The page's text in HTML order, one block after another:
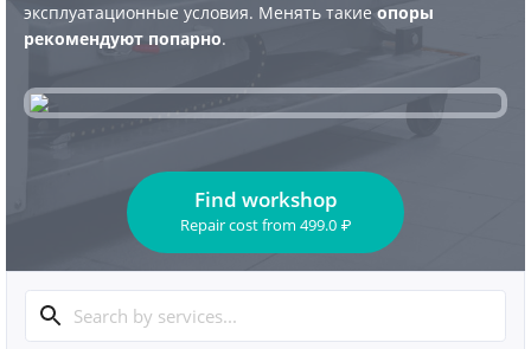
эксплуатационные условия. Менять такие опоры
рекомендуют попарно.
Find workshop
Repair costfrom 499.0 ₽